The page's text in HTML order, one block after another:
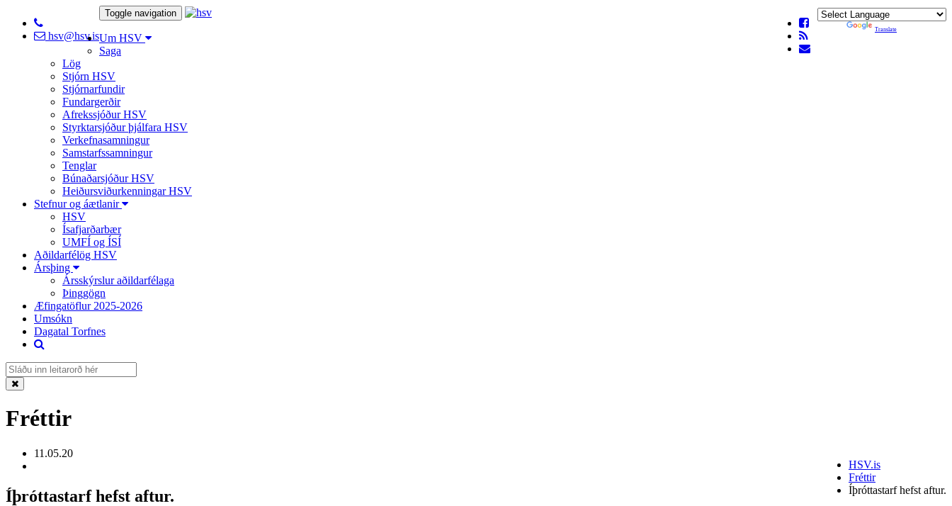
hsv@hsv.is
Translate
Toggle navigation
Um HSV
Saga
Lög
Stjórn HSV
Stjórnarfundir
Fundargerðir
Afrekssjóður HSV
Styrktarsjóður þjálfara HSV
Verkefnasamningur
Samstarfssamningur
Tenglar
Búnaðarsjóður HSV
Heiðursviðurkenningar HSV
Stefnur og áætlanir
HSV
Ísafjarðarbær
UMFÍ og ÍSÍ
Aðildarfélög HSV
Ársþing
Ársskýrslur aðildarfélaga
Þinggögn
Æfingatöflur 2025-2026
Umsókn
Dagatal Torfnes
Fréttir
HSV.is
Fréttir
Íþróttastarf hefst aftur.
11.05.20
Íþróttastarf hefst aftur.